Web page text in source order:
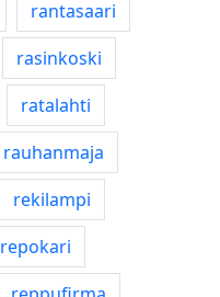
rantasaari
rasinkoski
ratalahti
rauhanmaja
rekilampi
repokari